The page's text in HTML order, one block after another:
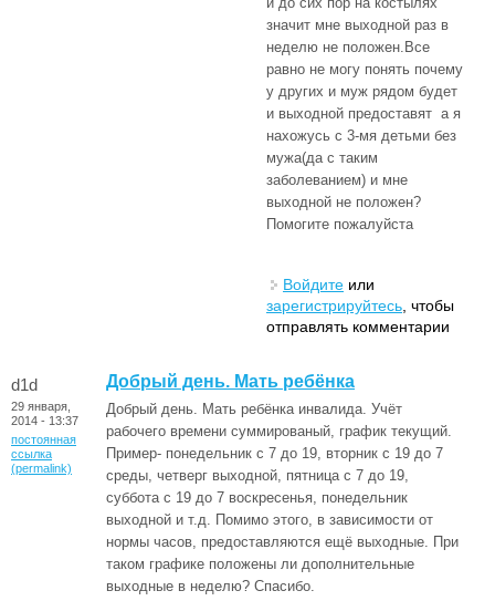
значит мне выходной раз в
неделю не положен.Все
равно не могу понять почему
у других и муж рядом будет
и выходной предоставят а я
нахожусь с 3-мя детьми без
мужа(да с таким
заболеванием) и мне
выходной не положен?
Помогите пожалуйста
Войдите или
зарегистрируйтесь , чтобы
отправлять комментарии
d1d
29 января,
2014 - 13:37
постоянная
ссылка
(permalink)
Добрый день. Мать ребёнка
Добрый день. Мать ребёнка инвалида. Учёт
рабочего времени суммированый, график текущий.
Пример- понедельник с 7 до 19, вторник с 19 до 7
среды, четверг выходной, пятница с 7 до 19,
суббота с 19 до 7 воскресенья, понедельник
выходной и т.д. Помимо этого, в зависимости от
нормы часов, предоставляются ещё выходные. При
таком графике положены ли дополнительные
выходные в неделю? Спасибо.